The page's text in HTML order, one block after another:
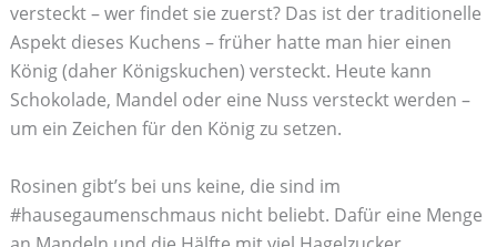
versteckt – wer findet sie zuerst? Das ist der traditionelle
Aspekt dieses Kuchens – früher hatte man hier einen
König (daher Königskuchen) versteckt. Heute kann
Schokolade, Mandel oder eine Nuss versteckt werden –
um ein Zeichen für den König zu setzen.
Rosinen gibt’s bei uns keine, die sind im
#hausegaumenschmaus nicht beliebt. Dafür eine Menge